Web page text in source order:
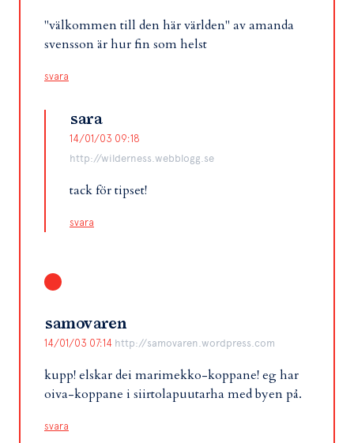
"välkommen till den här världen" av amanda
svensson är hur fin som helst
svara
sara
14/01/03 09:18
http://wilderness.webblogg.se
tack för tipset!
svara
samovaren
14/01/03 07:14 http://samovaren.wordpress.com
kupp! elskar dei marimekko-koppane! eg har
oiva-koppane i siirtolapuutarha med byen på.
svara